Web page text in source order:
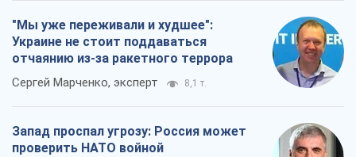
"Мы уже переживали и худшее":
Украине не стоит поддаваться
отчаянию из-за ракетного террора
Сергей Марченко, эксперт 8,1 т.
Запад проспал угрозу: Россия может
проверить НАТО войной